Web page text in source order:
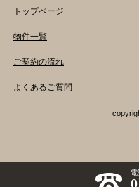
保管場所
3896 最寄
から徒歩6
生活保護受
3,000円（
細は各駐輪
千代田区
窓口で配布
せます）を
係（本庁舎
さい。交通
トップページ
物件一覧
ご契約の流れ
よくあるご質問